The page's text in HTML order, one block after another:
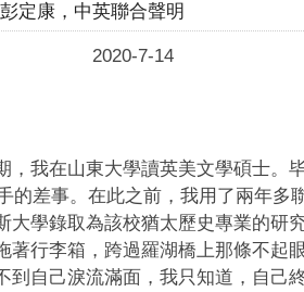
定康，中英聯合聲明
2020-7-14
，我在山東大學讀英美文學碩士。
的差事。在此之前，我用了兩年多
大學錄取為該校猶太歷史專業的研
著行李箱，跨過羅湖橋上那條不起
到自己淚流滿面，我只知道，自己